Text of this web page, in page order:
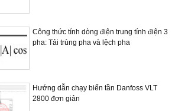
Công thức tính dòng điện trung tính điện 3
pha: Tải trùng pha và lệch pha
Hướng dẫn chạy biến tần Danfoss VLT
2800 đơn giản